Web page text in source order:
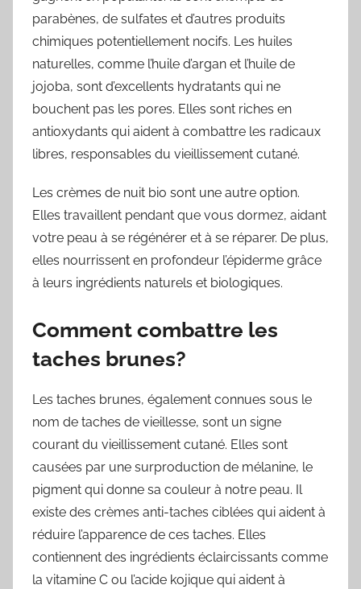
parabènes, de sulfates et d’autres produits
chimiques potentiellement nocifs. Les huiles
naturelles, comme l’huile d’argan et l’huile de
jojoba, sont d’excellents hydratants qui ne
bouchent pas les pores. Elles sont riches en
antioxydants qui aident à combattre les radicaux
libres, responsables du vieillissement cutané.
Les crèmes de nuit bio sont une autre option.
Elles travaillent pendant que vous dormez, aidant
votre peau à se régénérer et à se réparer. De plus,
elles nourrissent en profondeur l’épiderme grâce
à leurs ingrédients naturels et biologiques.
Comment combattre les
taches brunes?
Les taches brunes, également connues sous le
nom de taches de vieillesse, sont un signe
courant du vieillissement cutané. Elles sont
causées par une surproduction de mélanine, le
pigment qui donne sa couleur à notre peau. Il
existe des crèmes anti-taches ciblées qui aident à
réduire l’apparence de ces taches. Elles
contiennent des ingrédients éclaircissants comme
la vitamine C ou l’acide kojique qui aident à